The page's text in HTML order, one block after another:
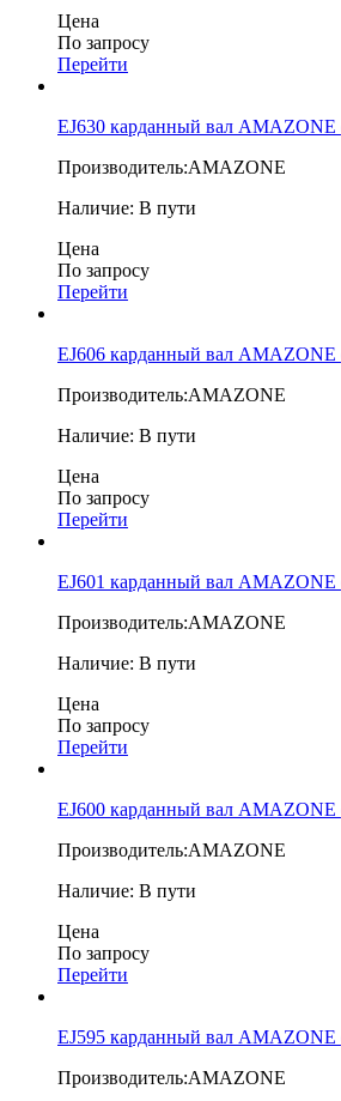
Цена
По запросу
Перейти
EJ630 карданный вал
Производитель:AMAZONE
Наличие: В пути
Цена
По запросу
Перейти
EJ606 карданный вал
Производитель:AMAZONE
Наличие: В пути
Цена
По запросу
Перейти
EJ601 карданный вал
Производитель:AMAZONE
Наличие: В пути
Цена
По запросу
Перейти
EJ600 карданный вал
Производитель:AMAZONE
Наличие: В пути
Цена
По запросу
Перейти
EJ595 карданный вал
Производитель:AMAZONE